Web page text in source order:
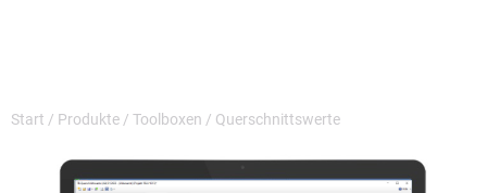
Start / Produkte / Toolboxen / Querschnittswerte